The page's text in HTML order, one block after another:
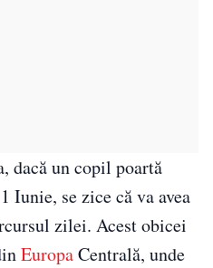
dacă un copil poartă
Iunie, se zice că va avea
zilei. Acest obicei
EuropaCentrală, unde